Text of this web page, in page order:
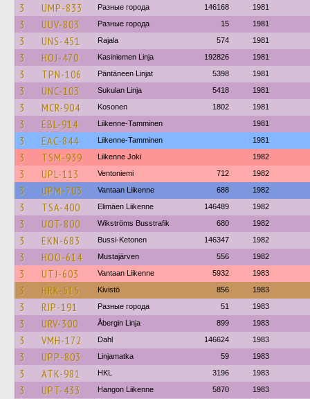
3 UMP-833 Разные города 146168 1981
3 UUV-803 Разные города 15 1981
3 UNS-451 Rajala 574 1981
3 HOJ-470 Kasiniemen Linja 192826 1981
3 TPN-106 Päntäneen Linjat 5398 1981
3 UNC-103 Sukulan Linja 5418 1981
3 MCR-904 Kosonen 1802 1981
3 EBL-914 Liikenne-Tamminen 1981
3 EAC-844 Liikenne-Tamminen 1981
3 TSM-939 Liikenne Joki 1982
3 UPL-113 Ventoniemi 712 1982
3 UPM-703 Vantaan Liikenne 688 1982
3 TSA-400 Elimäen Liikenne 146489 1982
3 UOT-800 Wikströms Busstrafik 680 1982
3 EKN-683 Bussi-Ketonen 146347 1982
3 HOO-614 Mustajärven 556 1982
3 UTJ-603 Vantaan Liikenne 5932 1983
3 HRK-515 Kivistö 856 1983
3 RJP-191 Разные города 51 1983
3 URV-300 Åbergin Linja 899 1983
3 VMH-172 Dahl 146624 1983
3 UPP-803 Linjamatka 59 1983
3 ATK-981 HKL 3196 1983
3 UPT-433 Hangon Liikenne 5870 1983